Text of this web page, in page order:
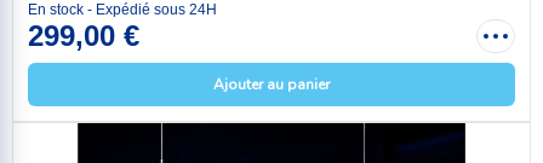
En stock - Expédié sous 24H
299,00 €
Ajouter au panier